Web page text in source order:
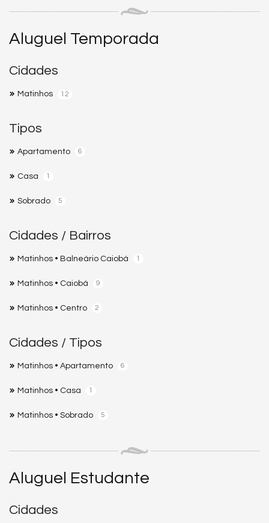
Aluguel Temporada
Cidades
Matinhos 12
Tipos
Apartamento 6
Casa 1
Sobrado 5
Cidades / Bairros
Matinhos • Balneário Caiobá 1
Matinhos • Caiobá 9
Matinhos • Centro 2
Cidades / Tipos
Matinhos • Apartamento 6
Matinhos • Casa 1
Matinhos • Sobrado 5
Aluguel Estudante
Cidades